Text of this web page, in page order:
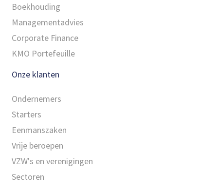
Boekhouding
Managementadvies
Corporate Finance
KMO Portefeuille
Onze klanten
Ondernemers
Starters
Eenmanszaken
Vrije beroepen
VZW's en verenigingen
Sectoren